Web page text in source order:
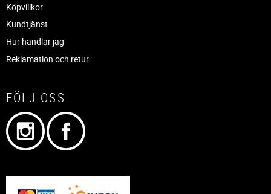
Köpvillkor
Kundtjänst
Hur handlar jag
Reklamation och retur
FÖLJ OSS